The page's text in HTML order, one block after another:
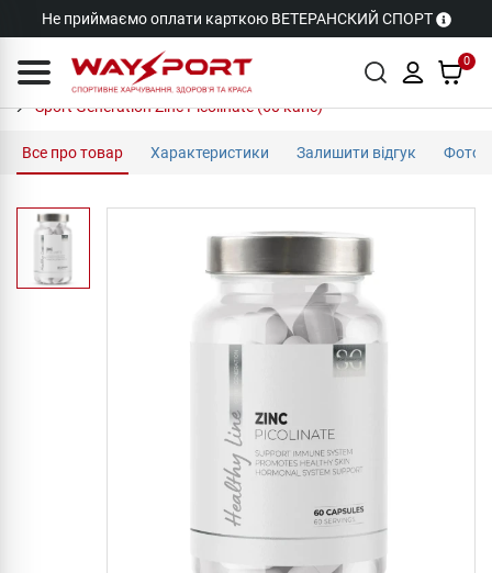
Не приймаємо оплати карткою ВЕТЕРАНСКИЙ СПОРТ
0
Sport Generation Zinc Picolinate (60 капс)
Все про товар Характеристики Залишити відгук Фото